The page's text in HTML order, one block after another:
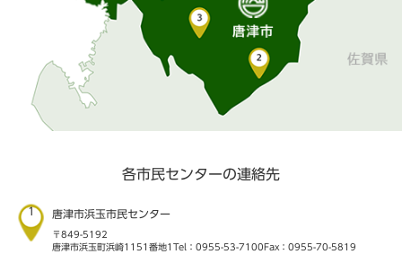
各市民センターの連絡先
1 唐津市浜玉市民センター
〒849-5192
唐津市浜玉町浜崎1151番地1 Tel：0955-53-7100 Fax：0955-70-5819